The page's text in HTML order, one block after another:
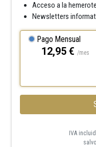
Acceso a la
Newsletters
Pago Mensual
12,95 € /mes
IVA